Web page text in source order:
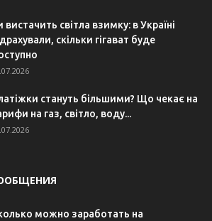
вистачить світла взимку: в Україні
скільки гігават буде
стануть більшими? Що чекає на
на газ, світло, воду...
можно заработать на